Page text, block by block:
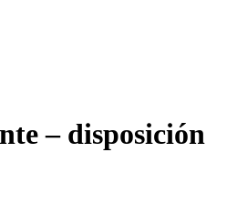
– disposición